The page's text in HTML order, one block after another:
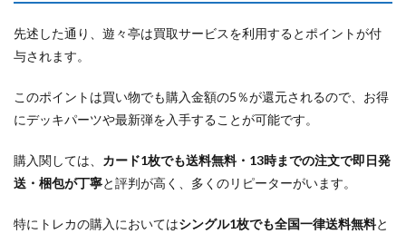
先述した通り、遊々亭は買取サービスを利用するとポイントが付
与されます。
このポイントは買い物でも購入金額の5％が還元されるので、お得
にデッキパーツや最新弾を入手することが可能です。
購入関しては、 カード1枚でも送料無料・13時までの注文で即日発
送・梱包が丁寧と評判が高く、多くのリピーターがいます。
特にトレカの購入においてはシングル1枚でも全国一律送料無料と